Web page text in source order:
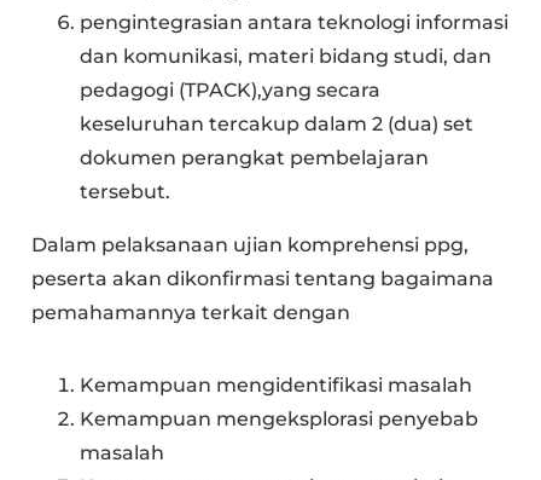
pengintegrasian antara teknologi informasi
dan komunikasi, materi bidang studi, dan
pedagogi (TPACK),yang secara
keseluruhan tercakup dalam 2 (dua) set
dokumen perangkat pembelajaran
tersebut.
Dalam pelaksanaan ujian komprehensi ppg,
peserta akan dikonfirmasi tentang bagaimana
pemahamannya terkait dengan
Kemampuan mengidentifikasi masalah
Kemampuan mengeksplorasi penyebab
masalah